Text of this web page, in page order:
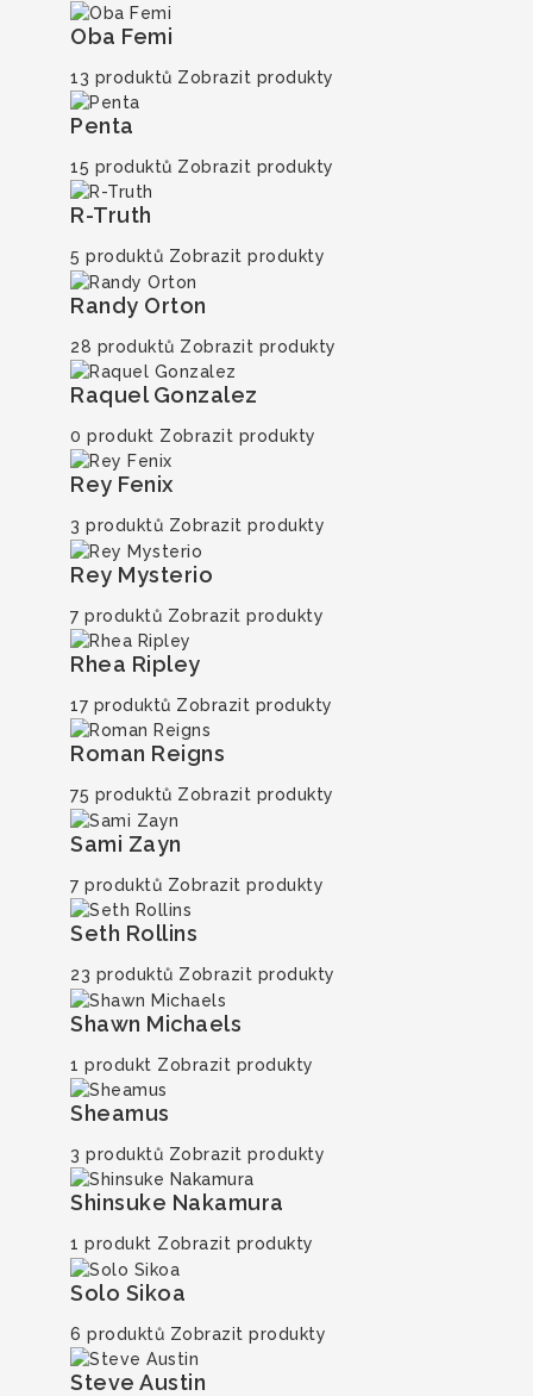
Oba Femi
13 produktů Zobrazit produkty
Penta
15 produktů Zobrazit produkty
R-Truth
5 produktů Zobrazit produkty
Randy Orton
28 produktů Zobrazit produkty
Raquel Gonzalez
0 produkt Zobrazit produkty
Rey Fenix
3 produktů Zobrazit produkty
Rey Mysterio
7 produktů Zobrazit produkty
Rhea Ripley
17 produktů Zobrazit produkty
Roman Reigns
75 produktů Zobrazit produkty
Sami Zayn
7 produktů Zobrazit produkty
Seth Rollins
23 produktů Zobrazit produkty
Shawn Michaels
1 produkt Zobrazit produkty
Sheamus
3 produktů Zobrazit produkty
Shinsuke Nakamura
1 produkt Zobrazit produkty
Solo Sikoa
6 produktů Zobrazit produkty
Steve Austin